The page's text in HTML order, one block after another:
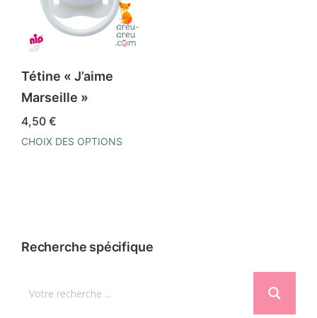
Tétine « J’aime
Marseille »
4,50 €
CHOIX DES OPTIONS
variations.
peuvent
Recherche spécifique